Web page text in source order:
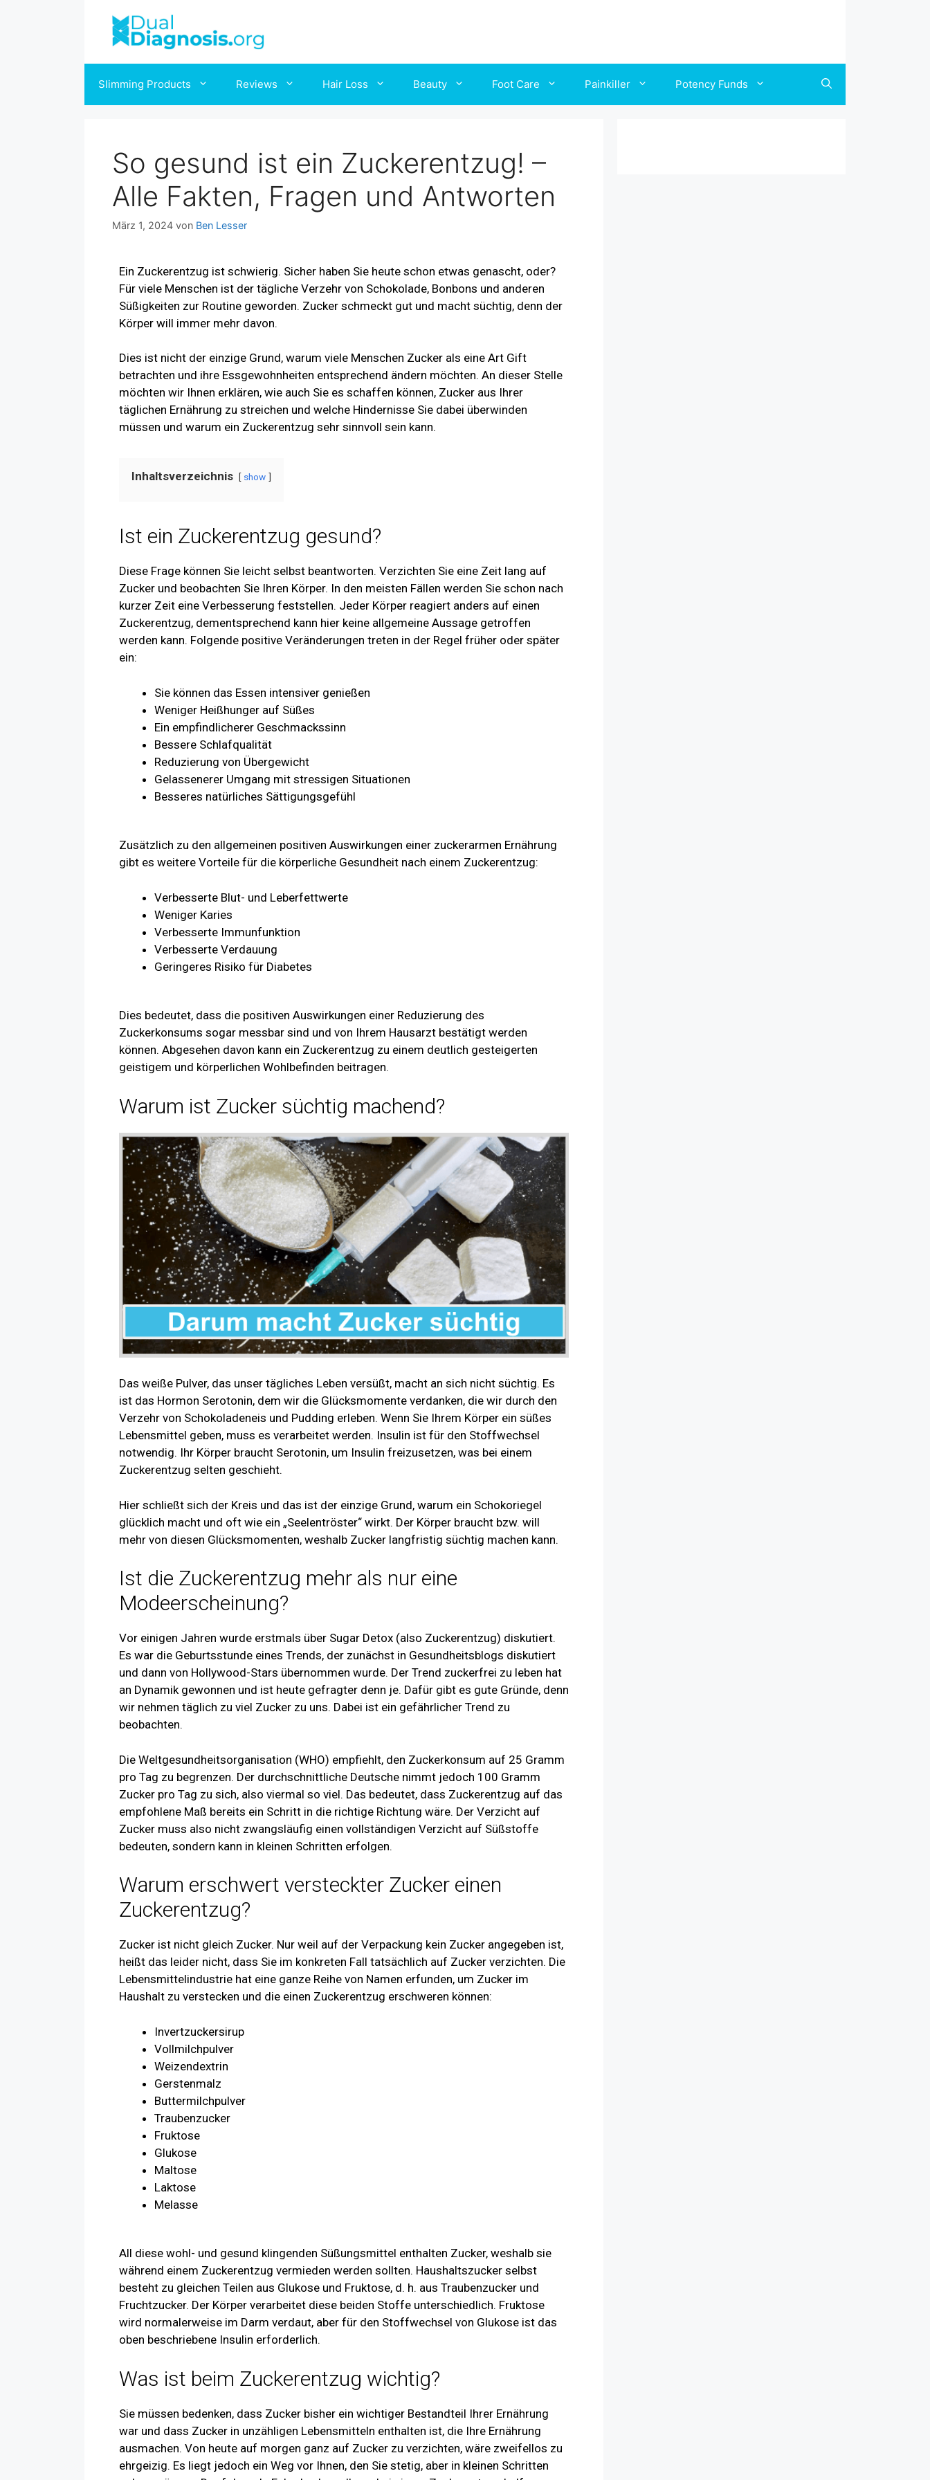
Slimming Products Reviews Hair Loss Beauty Foot Care Painkiller Potency Funds
So gesund ist ein Zuckerentzug! –
Alle Fakten, Fragen und Antworten
März 1, 2024 von Ben Lesser
Ein Zuckerentzug ist schwierig. Sicher haben Sie heute schon etwas genascht, oder?
Für viele Menschen ist der tägliche Verzehr von Schokolade, Bonbons und anderen
Süßigkeiten zur Routine geworden. Zucker schmeckt gut und macht süchtig, denn der
Körper will immer mehr davon.
Dies ist nicht der einzige Grund, warum viele Menschen Zucker als eine Art Gift
betrachten und ihre Essgewohnheiten entsprechend ändern möchten. An dieser Stelle
möchten wir Ihnen erklären, wie auch Sie es schaffen können, Zucker aus Ihrer
täglichen Ernährung zu streichen und welche Hindernisse Sie dabei überwinden
müssen und warum ein Zuckerentzug sehr sinnvoll sein kann.
Inhaltsverzeichnis show
Ist ein Zuckerentzug gesund?
Diese Frage können Sie leicht selbst beantworten. Verzichten Sie eine Zeit lang auf
Zucker und beobachten Sie Ihren Körper. In den meisten Fällen werden Sie schon nach
kurzer Zeit eine Verbesserung feststellen. Jeder Körper reagiert anders auf einen
Zuckerentzug, dementsprechend kann hier keine allgemeine Aussage getroffen
werden kann. Folgende positive Veränderungen treten in der Regel früher oder später
ein:
Sie können das Essen intensiver genießen
Weniger Heißhunger auf Süßes
Ein empfindlicherer Geschmackssinn
Bessere Schlafqualität
Reduzierung von Übergewicht
Gelassenerer Umgang mit stressigen Situationen
Besseres natürliches Sättigungsgefühl
Zusätzlich zu den allgemeinen positiven Auswirkungen einer zuckerarmen Ernährung
gibt es weitere Vorteile für die körperliche Gesundheit nach einem Zuckerentzug:
Verbesserte Blut- und Leberfettwerte
Weniger Karies
Verbesserte Immunfunktion
Verbesserte Verdauung
Geringeres Risiko für Diabetes
Dies bedeutet, dass die positiven Auswirkungen einer Reduzierung des
Zuckerkonsums sogar messbar sind und von Ihrem Hausarzt bestätigt werden
können. Abgesehen davon kann ein Zuckerentzug zu einem deutlich gesteigerten
geistigem und körperlichen Wohlbefinden beitragen.
Warum ist Zucker süchtig machend?
Das weiße Pulver, das unser tägliches Leben versüßt, macht an sich nicht süchtig. Es
ist das Hormon Serotonin, dem wir die Glücksmomente verdanken, die wir durch den
Verzehr von Schokoladeneis und Pudding erleben. Wenn Sie Ihrem Körper ein süßes
Lebensmittel geben, muss es verarbeitet werden. Insulin ist für den Stoffwechsel
notwendig. Ihr Körper braucht Serotonin, um Insulin freizusetzen, was bei einem
Zuckerentzug selten geschieht.
Hier schließt sich der Kreis und das ist der einzige Grund, warum ein Schokoriegel
glücklich macht und oft wie ein „Seelentröster“ wirkt. Der Körper braucht bzw. will
mehr von diesen Glücksmomenten, weshalb Zucker langfristig süchtig machen kann.
Ist die Zuckerentzug mehr als nur eine
Modeerscheinung?
Vor einigen Jahren wurde erstmals über Sugar Detox (also Zuckerentzug) diskutiert.
Es war die Geburtsstunde eines Trends, der zunächst in Gesundheitsblogs diskutiert
und dann von Hollywood-Stars übernommen wurde. Der Trend zuckerfrei zu leben hat
an Dynamik gewonnen und ist heute gefragter denn je. Dafür gibt es gute Gründe, denn
wir nehmen täglich zu viel Zucker zu uns. Dabei ist ein gefährlicher Trend zu
beobachten.
Die Weltgesundheitsorganisation (WHO) empfiehlt, den Zuckerkonsum auf 25 Gramm
pro Tag zu begrenzen. Der durchschnittliche Deutsche nimmt jedoch 100 Gramm
Zucker pro Tag zu sich, also viermal so viel. Das bedeutet, dass Zuckerentzug auf das
empfohlene Maß bereits ein Schritt in die richtige Richtung wäre. Der Verzicht auf
Zucker muss also nicht zwangsläufig einen vollständigen Verzicht auf Süßstoffe
bedeuten, sondern kann in kleinen Schritten erfolgen.
Warum erschwert versteckter Zucker einen
Zuckerentzug?
Zucker ist nicht gleich Zucker. Nur weil auf der Verpackung kein Zucker angegeben ist,
heißt das leider nicht, dass Sie im konkreten Fall tatsächlich auf Zucker verzichten. Die
Lebensmittelindustrie hat eine ganze Reihe von Namen erfunden, um Zucker im
Haushalt zu verstecken und die einen Zuckerentzug erschweren können:
Invertzuckersirup
Vollmilchpulver
Weizendextrin
Gerstenmalz
Buttermilchpulver
Traubenzucker
Fruktose
Glukose
Maltose
Laktose
Melasse
All diese wohl- und gesund klingenden Süßungsmittel enthalten Zucker, weshalb sie
während einem Zuckerentzug vermieden werden sollten. Haushaltszucker selbst
besteht zu gleichen Teilen aus Glukose und Fruktose, d. h. aus Traubenzucker und
Fruchtzucker. Der Körper verarbeitet diese beiden Stoffe unterschiedlich. Fruktose
wird normalerweise im Darm verdaut, aber für den Stoffwechsel von Glukose ist das
oben beschriebene Insulin erforderlich.
Was ist beim Zuckerentzug wichtig?
Sie müssen bedenken, dass Zucker bisher ein wichtiger Bestandteil Ihrer Ernährung
war und dass Zucker in unzähligen Lebensmitteln enthalten ist, die Ihre Ernährung
ausmachen. Von heute auf morgen ganz auf Zucker zu verzichten, wäre zweifellos zu
ehrgeizig. Es liegt jedoch ein Weg vor Ihnen, den Sie stetig, aber in kleinen Schritten